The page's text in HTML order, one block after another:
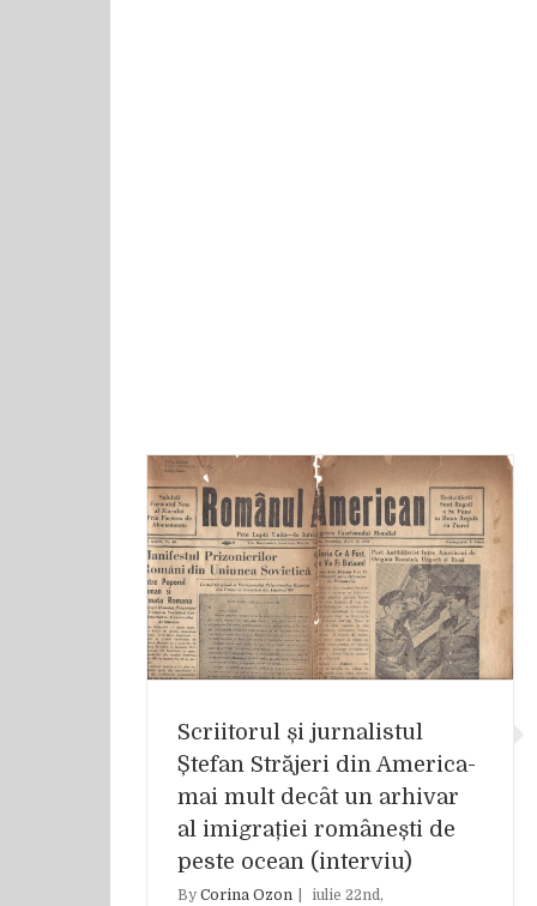
Scriitorul și jurnalistul
Ștefan Străjeri din America-
mai mult decât un arhivar
al imigrației românești de
peste ocean (interviu)
By Corina Ozon
iulie 22nd,